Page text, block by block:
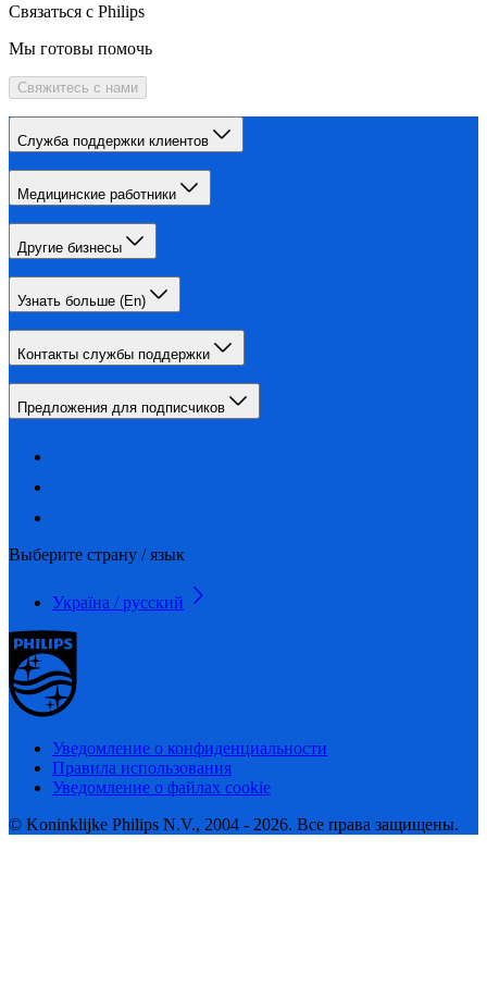
Связаться с Philips
Мы готовы помочь
Свяжитесь с нами
Служба поддержки клиентов
Медицинские работники
Другие бизнесы
Узнать больше (En)
Контакты службы поддержки
Предложения для подписчиков
Выберите страну / язык
Україна / русский
Уведомление о конфиденциальности
Правила использования
Уведомление о файлах cookie
© Koninklijke Philips N.V., 2004 - 2026. Все права защищены.